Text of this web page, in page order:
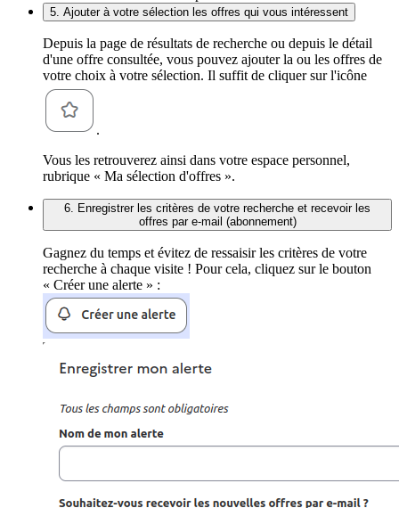
5. Ajouter à votre sélection les offres qui vous intéressent
Depuis la page de résultats de recherche ou depuis le détail
d'une offre consultée, vous pouvez ajouter la ou les offres de
votre choix à votre sélection. Il suffit de cliquer sur l'icône
.
Vous les retrouverez ainsi dans votre espace personnel,
rubrique « Ma sélection d'offres ».
6. Enregistrer les critères de votre recherche et recevoir les
offres par e-mail (abonnement)
Gagnez du temps et évitez de ressaisir les critères de votre
recherche à chaque visite ! Pour cela, cliquez sur le bouton
« Créer une alerte » :